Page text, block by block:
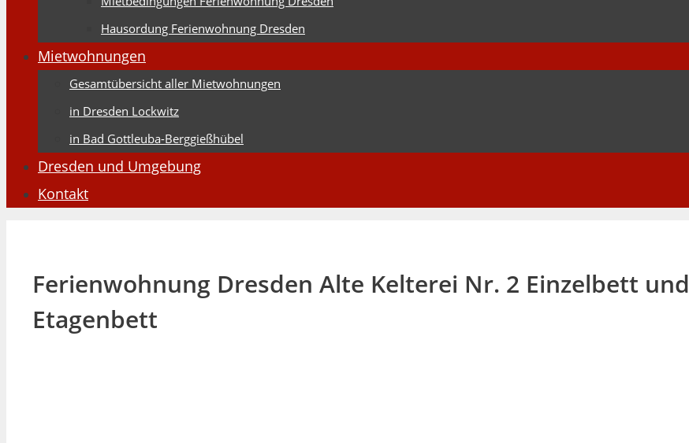
Hausordung Ferienwohnung Dresden
Mietwohnungen
Gesamtübersicht aller Mietwohnungen
in Dresden Lockwitz
in Bad Gottleuba-Berggießhübel
Dresden und Umgebung
Kontakt
Ferienwohnung Dresden Alte Kelterei Nr. 2 Einzelbett und
Etagenbett